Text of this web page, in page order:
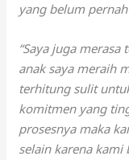
yang belum
“Saya juga
anak saya meraih
terhitung sulit
komitmen yang
prosesnya maka
selain karena kami